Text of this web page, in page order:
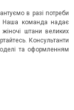
в разі потреби
Наша команда надає
штани великих
Консультанти
та оформленням